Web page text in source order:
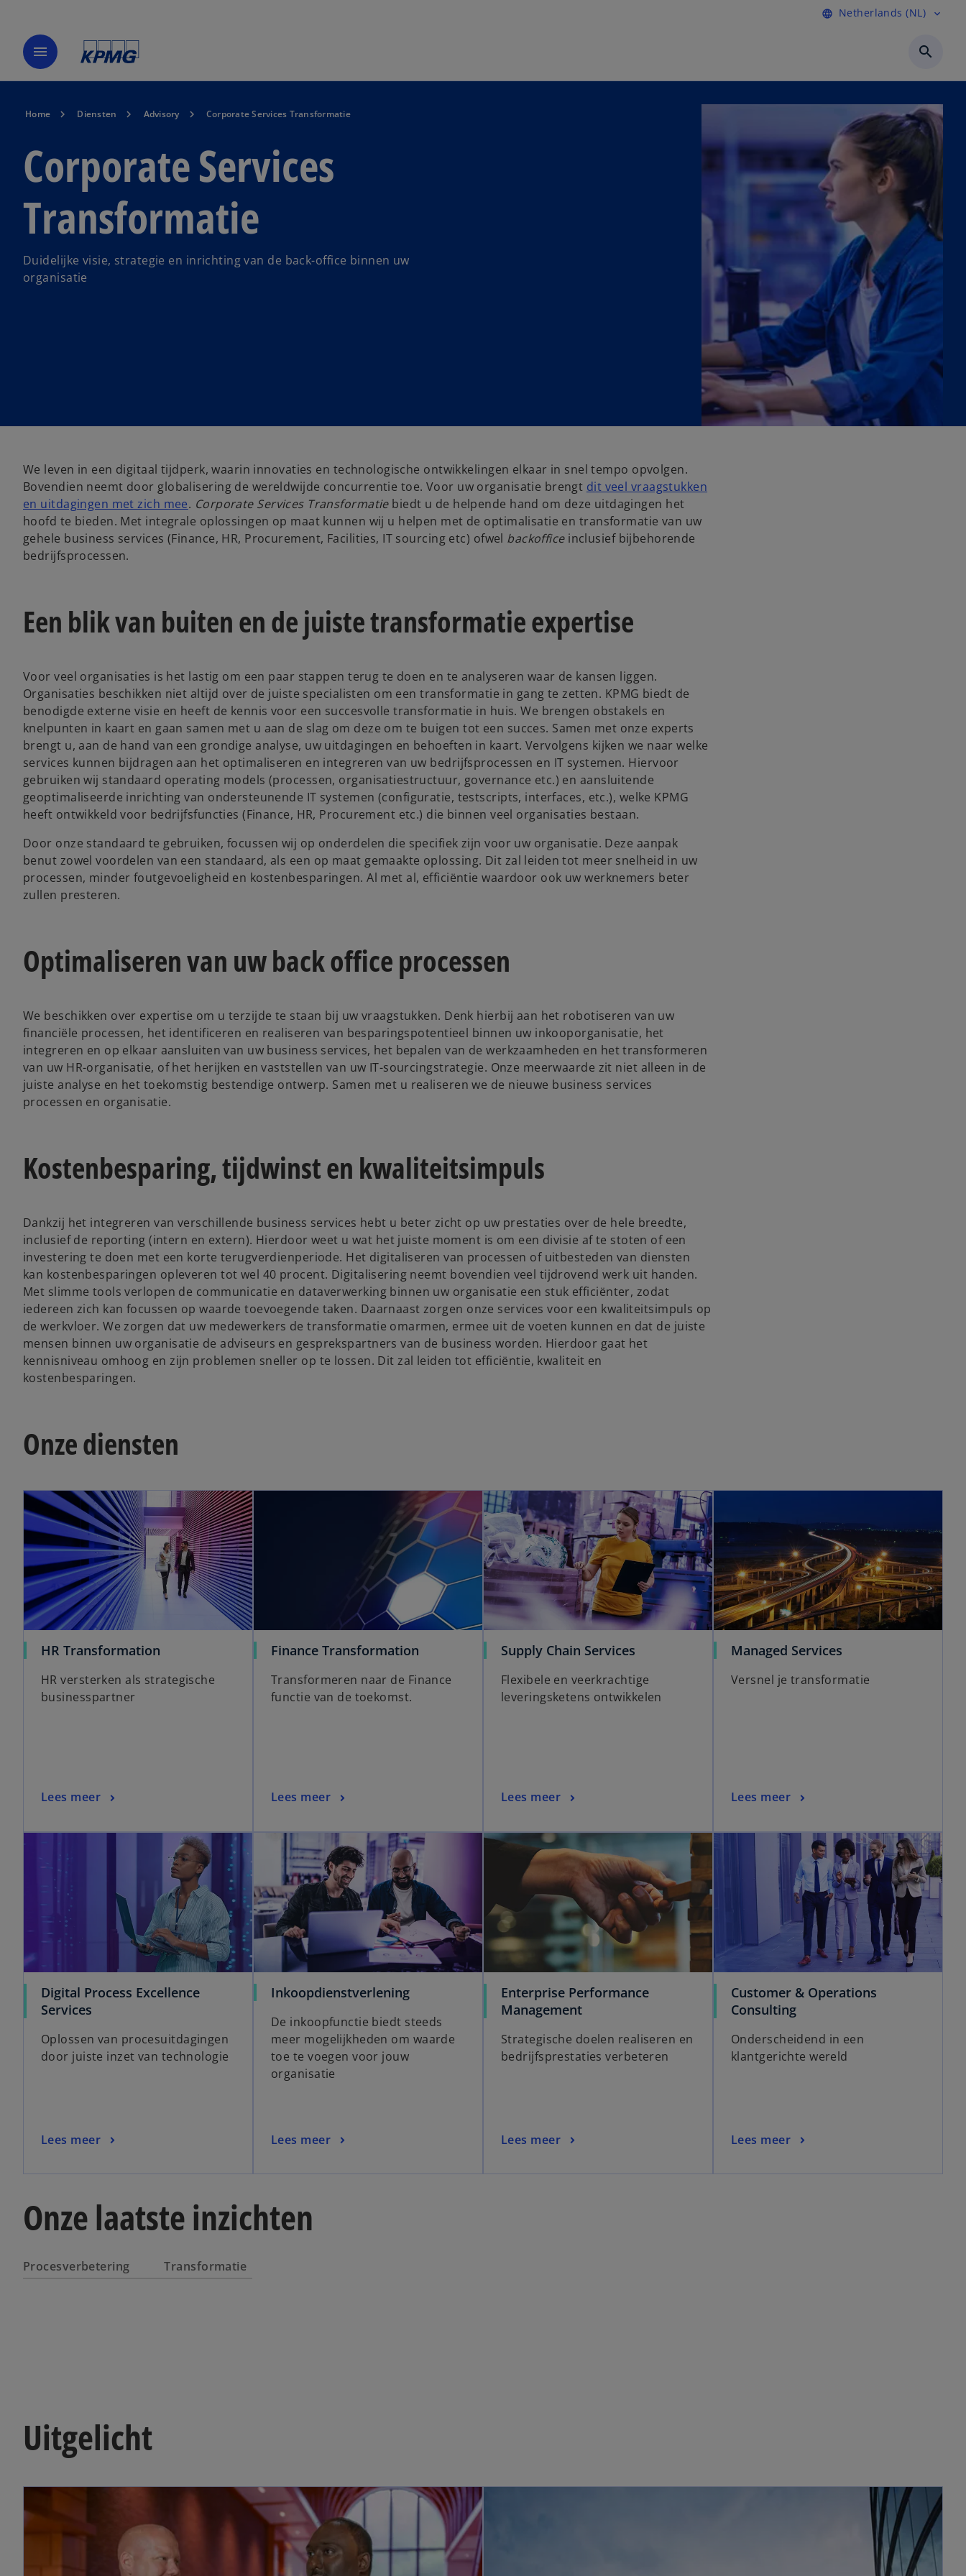
language Netherlands (NL) expand_more
menu search
Home Diensten Advisory Corporate Services Transformatie
Corporate Services
Transformatie
Duidelijke visie, strategie en inrichting van de back-office binnen uw
organisatie
We leven in een digitaal tijdperk, waarin innovaties en technologische ontwikkelingen elkaar in snel tempo opvolgen.
Bovendien neemt door globalisering de wereldwijde concurrentie toe. Voor uw organisatie brengt dit veel vraagstukken
en uitdagingen met zich mee. Corporate Services Transformatiebiedt u de helpende hand om deze uitdagingen het
hoofd te bieden. Met integrale oplossingen op maat kunnen wij u helpen met de optimalisatie en transformatie van uw
gehele business services (Finance, HR, Procurement, Facilities, IT sourcing etc) ofwel backofficeinclusief bijbehorende
bedrijfsprocessen.
Een blik van buiten en de juiste transformatie expertise
Voor veel organisaties is het lastig om een paar stappen terug te doen en te analyseren waar de kansen liggen.
Organisaties beschikken niet altijd over de juiste specialisten om een transformatie in gang te zetten. KPMG biedt de
benodigde externe visie en heeft de kennis voor een succesvolle transformatie in huis. We brengen obstakels en
knelpunten in kaart en gaan samen met u aan de slag om deze om te buigen tot een succes. Samen met onze experts
brengt u, aan de hand van een grondige analyse, uw uitdagingen en behoeften in kaart. Vervolgens kijken we naar welke
services kunnen bijdragen aan het optimaliseren en integreren van uw bedrijfsprocessen en IT systemen. Hiervoor
gebruiken wij standaard operating models (processen, organisatiestructuur, governance etc.) en aansluitende
geoptimaliseerde inrichting van ondersteunende IT systemen (configuratie, testscripts, interfaces, etc.), welke KPMG
heeft ontwikkeld voor bedrijfsfuncties (Finance, HR, Procurement etc.) die binnen veel organisaties bestaan.
Door onze standaard te gebruiken, focussen wij op onderdelen die specifiek zijn voor uw organisatie. Deze aanpak
benut zowel voordelen van een standaard, als een op maat gemaakte oplossing. Dit zal leiden tot meer snelheid in uw
processen, minder foutgevoeligheid en kostenbesparingen. Al met al, efficiëntie waardoor ook uw werknemers beter
zullen presteren.
Optimaliseren van uw back office processen
We beschikken over expertise om u terzijde te staan bij uw vraagstukken. Denk hierbij aan het robotiseren van uw
financiële processen, het identificeren en realiseren van besparingspotentieel binnen uw inkooporganisatie, het
integreren en op elkaar aansluiten van uw business services, het bepalen van de werkzaamheden en het transformeren
van uw HR-organisatie, of het herijken en vaststellen van uw IT-sourcingstrategie. Onze meerwaarde zit niet alleen in de
juiste analyse en het toekomstig bestendige ontwerp. Samen met u realiseren we de nieuwe business services
processen en organisatie.
Kostenbesparing, tijdwinst en kwaliteitsimpuls
Dankzij het integreren van verschillende business services hebt u beter zicht op uw prestaties over de hele breedte,
inclusief de reporting (intern en extern). Hierdoor weet u wat het juiste moment is om een divisie af te stoten of een
investering te doen met een korte terugverdienperiode. Het digitaliseren van processen of uitbesteden van diensten
kan kostenbesparingen opleveren tot wel 40 procent. Digitalisering neemt bovendien veel tijdrovend werk uit handen.
Met slimme tools verlopen de communicatie en dataverwerking binnen uw organisatie een stuk efficiënter, zodat
iedereen zich kan focussen op waarde toevoegende taken. Daarnaast zorgen onze services voor een kwaliteitsimpuls op
de werkvloer. We zorgen dat uw medewerkers de transformatie omarmen, ermee uit de voeten kunnen en dat de juiste
mensen binnen uw organisatie de adviseurs en gesprekspartners van de business worden. Hierdoor gaat het
kennisniveau omhoog en zijn problemen sneller op te lossen. Dit zal leiden tot efficiëntie, kwaliteit en
kostenbesparingen.
Onze diensten
HR Transformation
HR versterken als strategische
businesspartner
Lees meer
Finance Transformation
Transformeren naar de Finance
functie van de toekomst.
Lees meer
Supply Chain Services
Flexibele en veerkrachtige
leveringsketens ontwikkelen
Lees meer
Managed Services
Versnel je transformatie
Lees meer
Digital Process Excellence
Services
Oplossen van procesuitdagingen
door juiste inzet van technologie
Lees meer
Inkoopdienstverlening
De inkoopfunctie biedt steeds
meer mogelijkheden om waarde
toe te voegen voor jouw
organisatie
Lees meer
Enterprise Performance
Management
Strategische doelen realiseren en
bedrijfsprestaties verbeteren
Lees meer
Customer & Operations
Consulting
Onderscheidend in een
klantgerichte wereld
Lees meer
Onze laatste inzichten
Procesverbetering Transformatie
Uitgelicht